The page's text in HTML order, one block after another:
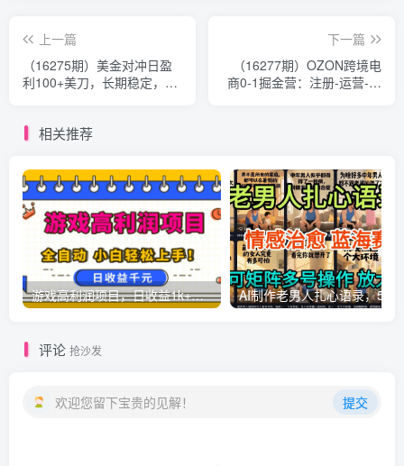
上一篇
（16275期）美金对冲日盈
利100+美刀，长期稳定，小
下一篇
（16277期）OZON跨境电
商0-1掘金营：注册-运营-物
相关推荐
游戏高利润项目，日收益1k+，全自动，无需值守，解放双手，小白轻松上手【揭秘】
评论 抢沙发
欢迎您留下宝贵的见解！ 提交